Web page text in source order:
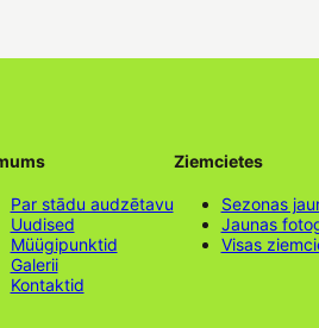
Par stādu audzētavu
Uudised
Müügipunktid
Galerii
Kontaktid
Ziemcietes
Sezonas
Jaunas
Visas